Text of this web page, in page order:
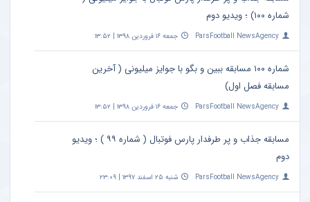
رایگان
شماره ۱۰۰) ؛ ویدیو دوم
ParsFootball NewsAgency جمعه ۱۶ فروردین ۱۳۹۸ | ۱۳:۵۲
شماره ۱۰۰ مسابقه ببین و بگو با جوایز میلیونی ( آخرین
مسابقه فصل اول)
ParsFootball NewsAgency جمعه ۱۶ فروردین ۱۳۹۸ | ۱۳:۵۲
مسابقه جذاب و پر طرفدار پارس فوتبال ( شماره ۹۹ ) ؛ ویدیو
دوم
ParsFootball NewsAgency شنبه ۲۵ اسفند ۱۳۹۷ | ۲۳:۰۹